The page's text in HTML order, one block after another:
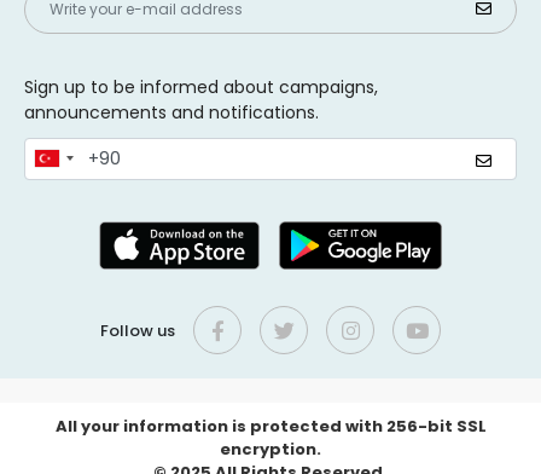
Sign up to be informed about campaigns,
announcements and notifications.
Follow us
All your information is protected with 256-bit SSL
encryption.